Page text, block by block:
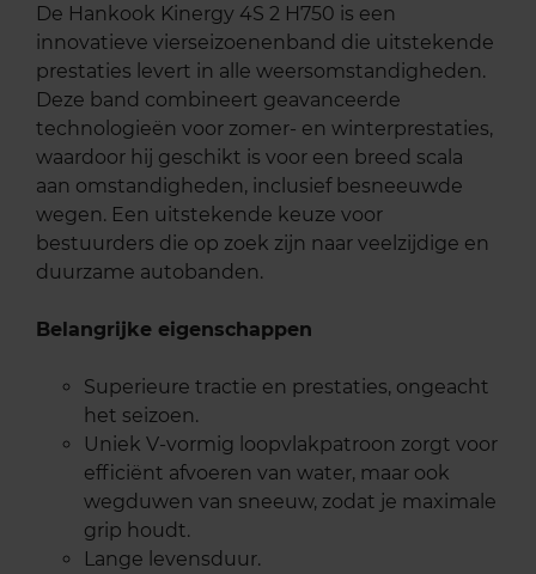
De Hankook Kinergy 4S 2 H750 is een
innovatieve vierseizoenenband die uitstekende
prestaties levert in alle weersomstandigheden.
Deze band combineert geavanceerde
technologieën voor zomer- en winterprestaties,
waardoor hij geschikt is voor een breed scala
aan omstandigheden, inclusief besneeuwde
wegen. Een uitstekende keuze voor
bestuurders die op zoek zijn naar veelzijdige en
duurzame autobanden.
Belangrijke eigenschappen
Superieure tractie en prestaties, ongeacht
het seizoen.
Uniek V-vormig loopvlakpatroon zorgt voor
efficiënt afvoeren van water, maar ook
wegduwen van sneeuw, zodat je maximale
grip houdt.
Lange levensduur.